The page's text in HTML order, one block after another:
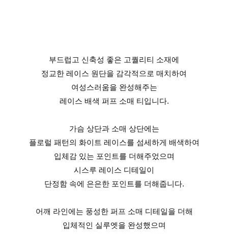
부드럽고 신축성 좋은 고퀄리티 소재에
정교한 레이스 원단을 감각적으로 매치하여
여성스러움을 완성해주는
레이스 배색 퍼프 소매 티입니다.
가슴 상단과 소매 상단에는
플로럴 패턴의 화이트 레이스를 섬세하게 배색하여
입체감 있는 포인트를 더해주었으며
시스루 레이스 디테일이
단정함 속에 은은한 포인트를 더해줍니다.
어깨 라인에는 풍성한 퍼프 소매 디테일을 더해
입체적인 실루엣을 완성했으며